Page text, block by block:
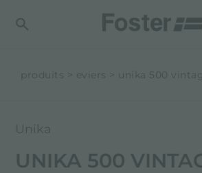
produits eviers unika 500
Unika
UNIKA 500